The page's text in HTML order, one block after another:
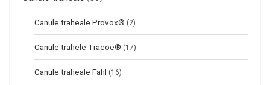
Canule traheale Provox® (2)
Canule trahele Tracoe® (17)
Canule traheale Fahl (16)